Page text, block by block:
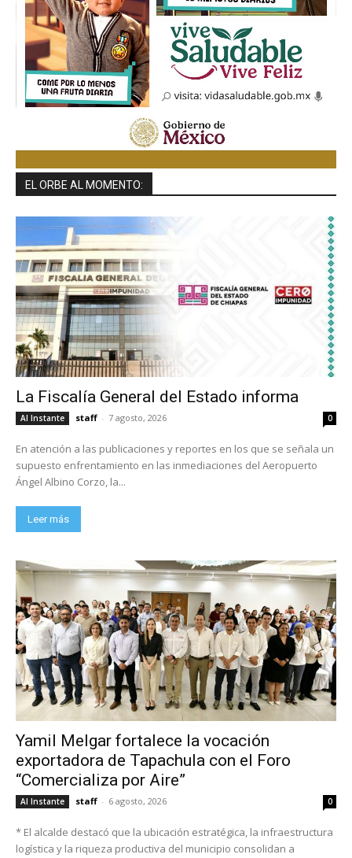
EL ORBE AL MOMENTO:
La Fiscalía General del Estado informa
Al Instante staff - 7 agosto, 2026 0
En atención a las publicaciones y reportes en los que se señala un
supuesto enfrentamiento en las inmediaciones del Aeropuerto
Ángel Albino Corzo, la...
Leer más
Yamil Melgar fortalece la vocación
exportadora de Tapachula con el Foro
“Comercializa por Aire”
Al Instante staff - 6 agosto, 2026 0
* El alcalde destacó que la ubicación estratégica, la infraestructura
logística y la riqueza productiva del municipio consolidan a